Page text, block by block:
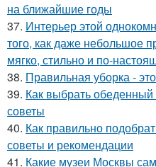
на ближайшие годы
37. Интерьер этой
того, как даже небольшое
мягко, стильно и по-
38. Правильная уборка -
39. Как выбрать
советы
40. Как правильно
советы и рекомендации
41. Какие музеи Москвы